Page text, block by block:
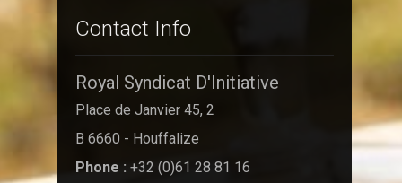
Contact Info
Royal Syndicat D'Initiative
Place de Janvier 45, 2
B 6660 - Houffalize
Phone : +32 (0)61 28 81 16